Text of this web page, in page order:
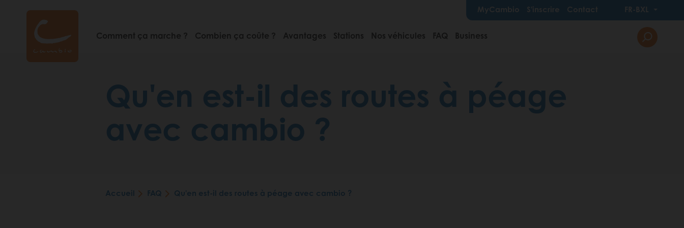
principal
MyCambio S'inscrire Contact FR-BXL
Qu'en est-il des routes à péage
avec cambio ?
Accueil FAQ Qu'en est-il des routes à péage avec cambio ?